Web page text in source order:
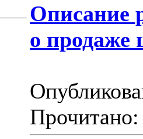
Описание
о продаже
Прочитано: